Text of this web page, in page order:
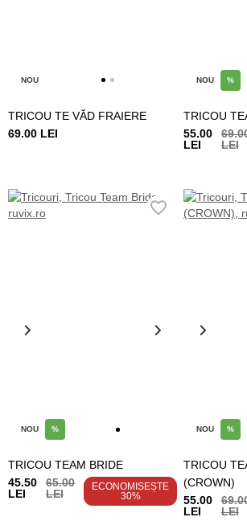
NOU
TRICOU TE VĂD FRAIERE
69.00 LEI
NOU %
TRICOU
55.00
LEI
LEI
NOU %
TRICOU TEAM BRIDE
45.50
LEI
65.00
LEI
ECONOMISEȘTE
30%
NOU %
TRICOU
(CROWN)
55.00
LEI
LEI